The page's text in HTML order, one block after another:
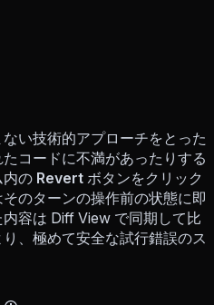
い技術的アプローチをとった
コードに不満があったりする
内の Revert ボタンをクリック
のターンの操作前の状態に即
容は Diff View で同期して比
、極めて安全な試行錯誤のス